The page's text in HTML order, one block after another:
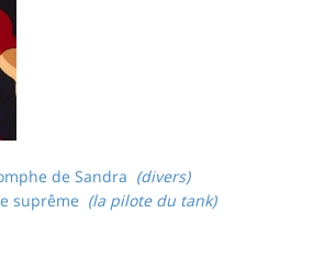
de Sandra (divers)
suprême (la pilote du tank)